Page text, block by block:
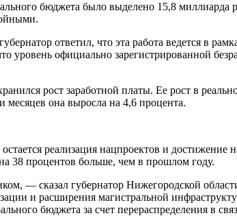
бюджета было выделено 15,8
ответил, что эта работа ведется в
уровень официально зарегистрированной
рост заработной платы. Ее рост в
месяцев она выросла на 4,6 процента.
реализация нацпроектов и
38 процентов больше, чем в прошлом году.
— сказал губернатор Нижегородской
и расширения магистральной
бюджета за счет перераспределения в